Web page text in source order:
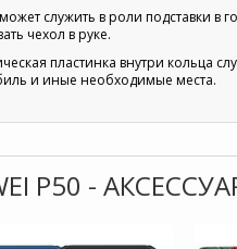
служить в роли подставки в
чехол в руке.
пластинка внутри кольца
и иные необходимые места.
P50 -